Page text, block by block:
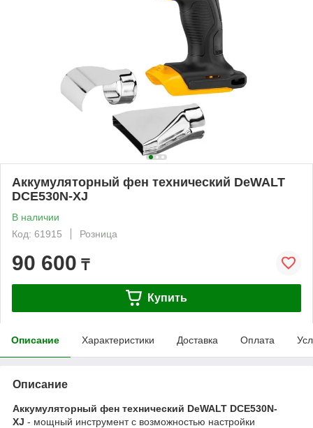
Аккумуляторный фен технический DeWALT
DCE530N-XJ
В наличии
Код: 61915
Розница
90 600 ₸
Купить
Описание Характеристики Доставка Оплата
Описание
Аккумуляторный фен технический DeWALT DCE530N-
XJ - мощный инструмент с возможностью настройки